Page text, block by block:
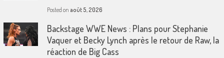
Posted on août 5, 2026
Backstage WWE News : Plans pour Stephanie
Vaquer et Becky Lynch après le retour de Raw, la
réaction de Big Cass